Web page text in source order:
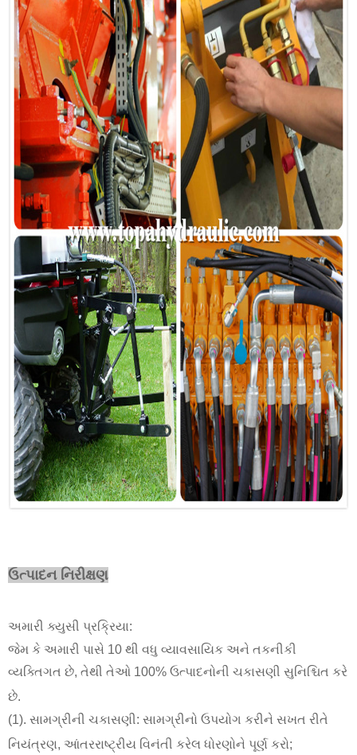
ઉત્પાદન નિરીક્ષણ
અમારી ક્યુસી પ્રક્રિયા:
જેમ કે અમારી પાસે 10 થી વધુ વ્યાવસાયિક અને તકનીકી
વ્યક્તિગત છે, તેથી તેઓ 100% ઉત્પાદનોની ચકાસણી સુનિશ્ચિત કરે
છે.
(1). સામગ્રીની ચકાસણી: સામગ્રીનો ઉપયોગ કરીને સખત રીતે
નિયંત્રણ, આંતરરાષ્ટ્રીય વિનંતી કરેલ ધોરણોને પૂર્ણ કરો;